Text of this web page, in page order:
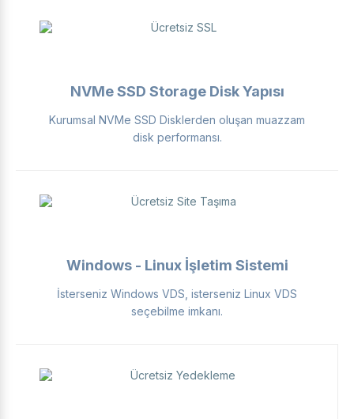
NVMe SSD Storage Disk Yapısı
Kurumsal NVMe SSD Disklerden oluşan muazzam
disk performansı.
Windows - Linux İşletim Sistemi
İsterseniz Windows VDS, isterseniz Linux VDS
seçebilme imkanı.